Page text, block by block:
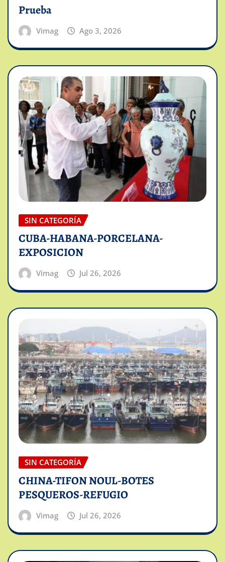
Prueba
Vimag Ago 3, 2026
SIN CATEGORÍA
CUBA-HABANA-PORCELANA-
EXPOSICION
Vimag Jul 26, 2026
SIN CATEGORÍA
CHINA-TIFON NOUL-BOTES
PESQUEROS-REFUGIO
Vimag Jul 26, 2026